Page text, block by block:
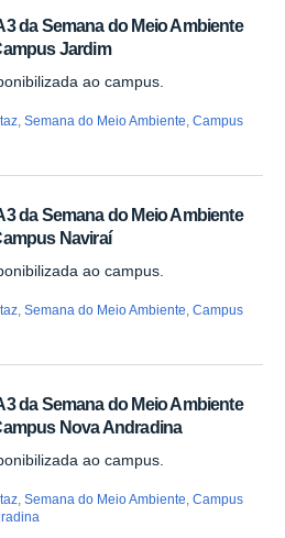
da Semana do Meio Ambiente
Jardim
ao campus.
,Semana do Meio Ambiente ,Campus
da Semana do Meio Ambiente
Naviraí
ao campus.
,Semana do Meio Ambiente ,Campus
da Semana do Meio Ambiente
Nova Andradina
ao campus.
,Semana do Meio Ambiente ,Campus